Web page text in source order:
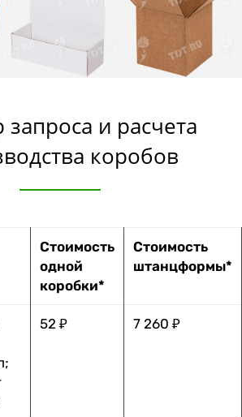
и расчета
коробов
Стоимость
одной
коробки*
Стоимость
штанцформы*
52 ₽ 7 260 ₽